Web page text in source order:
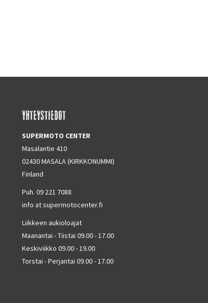
YHTEYSTIEDOT
SUPERMOTO CENTER
Masalantie 410
02430 MASALA (KIRKKONUMMI)
Finland
Puh. 09 221 7088
info at supermotocenter.fi
Liikkeen aukioloajat
Maanantai - Tiistai 09.00 - 17.00
Keskiviikko 09.00 - 19.00
Torstai - Perjantai 09.00 - 17.00